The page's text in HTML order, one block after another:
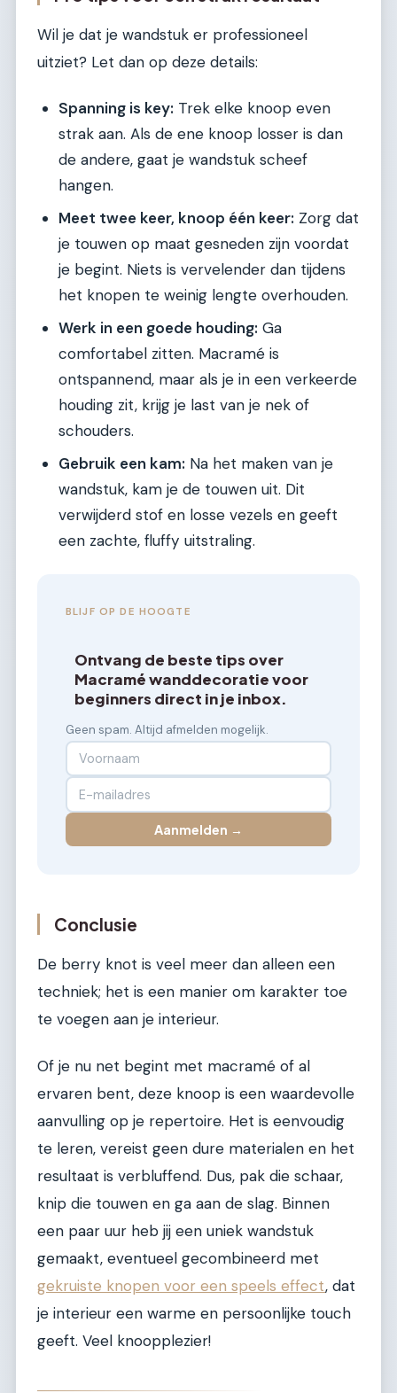
Wil je dat je wandstuk er professioneel
uitziet? Let dan op deze details:
Spanning is key: Trek elke knoop even
strak aan. Als de ene knoop losser is dan
de andere, gaat je wandstuk scheef
hangen.
Meet twee keer, knoop één keer: Zorg dat
je touwen op maat gesneden zijn voordat
je begint. Niets is vervelender dan tijdens
het knopen te weinig lengte overhouden.
Werk in een goede houding: Ga
comfortabel zitten. Macramé is
ontspannend, maar als je in een verkeerde
houding zit, krijg je last van je nek of
schouders.
Gebruik een kam: Na het maken van je
wandstuk, kam je de touwen uit. Dit
verwijderd stof en losse vezels en geeft
een zachte, fluffy uitstraling.
BLIJF OP DE HOOGTE
Ontvang de beste tips over
Macramé wanddecoratie voor
beginners direct in je inbox.
Geen spam. Altijd afmelden mogelijk.
Aanmelden →
Conclusie
De berry knot is veel meer dan alleen een
techniek; het is een manier om karakter toe
te voegen aan je interieur.
Of je nu net begint met macramé of al
ervaren bent, deze knoop is een waardevolle
aanvulling op je repertoire. Het is eenvoudig
te leren, vereist geen dure materialen en het
resultaat is verbluffend. Dus, pak die schaar,
knip die touwen en ga aan de slag. Binnen
een paar uur heb jij een uniek wandstuk
gemaakt, eventueel gecombineerd met
gekruiste knopen voor een speels effect, dat
je interieur een warme en persoonlijke touch
geeft. Veel knoopplezier!